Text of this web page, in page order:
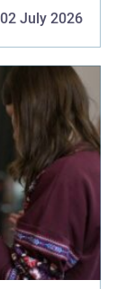
hvor du
02 July 2026